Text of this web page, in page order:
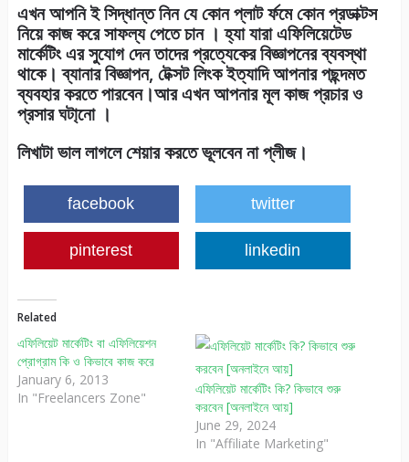
এখন আপনি ই সিদ্ধান্ত নিন যে কোন প্লাট র্ফমে কোন প্রডাক্টস
নিয়ে কাজ করে সাফল্য পেতে চান । হ্যা যারা এফিলিয়েটেড
মার্কেটিং এর সুযোগ দেন তাদের প্রত্যেকের বিজ্ঞাপনের ব্যবস্থা
থাকে। ব্যানার বিজ্ঞাপন, টেক্সট লিংক ইত্যাদি আপনার পছন্দমত
ব্যবহার করতে পারবেন।আর এখন আপনার মূল কাজ প্রচার ও
প্রসার ঘটা্নো ।
লিখাটা ভাল লাগলে শেয়ার করতে ভূলবেন না প্লীজ।
facebook twitter
pinterest linkedin
Related
এফিলিয়েট মার্কেটিং বা এফিলিয়েশন
প্রোগ্রাম কি ও কিভাবে কাজ করে
January 6, 2013
In "Freelancers Zone"
এফিলিয়েট মার্কেটিং কি? কিভাবে শুরু
করবেন [অনলাইনে আয়]
June 29, 2024
In "Affiliate Marketing"